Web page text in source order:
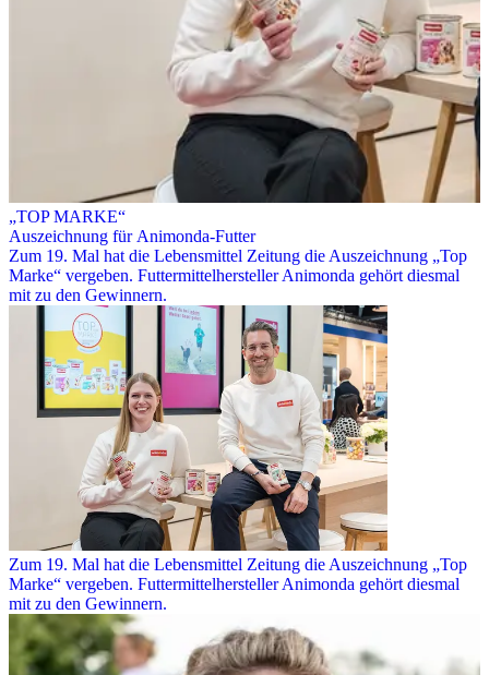
„TOP MARKE“
Auszeichnung für Animonda-Futter
Zum 19. Mal hat die Lebensmittel Zeitung die Auszeichnung „Top
Marke“ vergeben. Futtermittelhersteller Animonda gehört diesmal
mit zu den Gewinnern.
Zum 19. Mal hat die Lebensmittel Zeitung die Auszeichnung „Top
Marke“ vergeben. Futtermittelhersteller Animonda gehört diesmal
mit zu den Gewinnern.